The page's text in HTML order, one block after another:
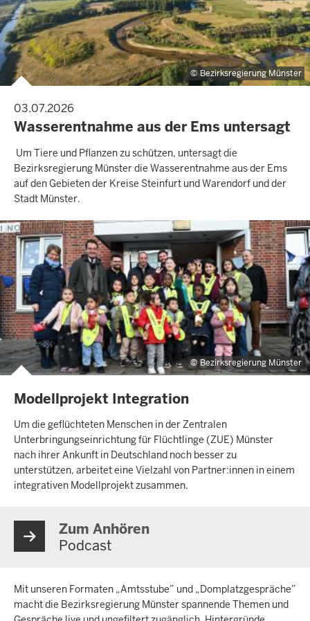
Bezirksregierung Münster
03.07.2026
Wasserentnahme aus der Ems untersagt
Um Tiere und Pflanzen zu schützen, untersagt die
Bezirksregierung Münster die Wasserentnahme aus der Ems
auf den Gebieten der Kreise Steinfurt und Warendorf und der
Stadt Münster.
Bezirksregierung Münster
Modellprojekt Integration
Um die geflüchteten Menschen in der Zentralen
Unterbringungseinrichtung für Flüchtlinge (ZUE) Münster
nach ihrer Ankunft in Deutschland noch besser zu
unterstützen, arbeitet eine Vielzahl von Partner:innen in einem
integrativen Modellprojekt zusammen.
Zum Anhören
Podcast
Mit unseren Formaten „Amtsstube” und „Domplatzgespräche”
macht die Bezirksregierung Münster spannende Themen und